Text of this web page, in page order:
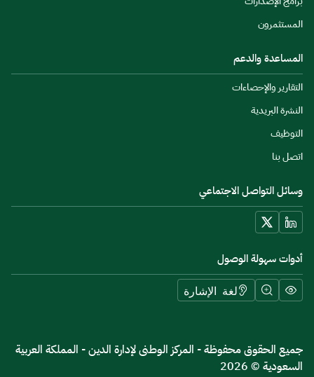
المستثمرون
المساعدة والدعم
التقارير والإحصاءات
النشرة البريدية
التوظيف
اتصل بنا
وسائل التواصل الاجتماعي
أدوات سهولة الوصول
لغة الإشارة
جميع الحقوق محفوظة - المركز الوطنى لإدارة الدين - المملكة العربية
السعودية © 2026